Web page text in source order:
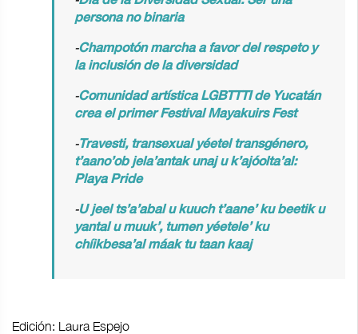
persona no binaria
-Champotón marcha a favor del respeto y
la inclusión de la diversidad
-Comunidad artística LGBTTTI de Yucatán
crea el primer Festival Mayakuirs Fest
-Travesti, transexual yéetel transgénero,
t’aano’ob jela’antak unaj u k’ajóolta’al:
Playa Pride
-U jeel ts’a’abal u kuuch t’aane’ ku beetik u
yantal u muuk’, tumen yéetele’ ku
chíikbesa’al máak tu taan kaaj
Edición: Laura Espejo